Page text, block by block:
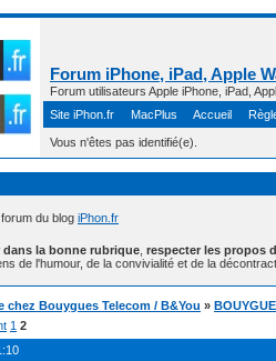
Forum iPhone, iPad, Apple
Forum utilisateurs Apple iPhone, iPad,
Site iPhon.fr
MacPlus Accueil
Vous n'êtes pas identifié(e).
du blog iPhon.fr
dans la bonne rubrique respecter les propos
de l'humour, de la convivialité et de la
chez Bouygues Telecom / B&You »
1 2